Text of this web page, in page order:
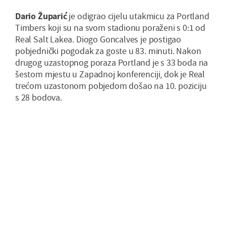
Dario Župarićje odigrao cijelu utakmicu za Portland
Timbers koji su na svom stadionu poraženi s 0:1 od
Real Salt Lakea. Diogo Goncalves je postigao
pobjednički pogodak za goste u 83. minuti. Nakon
drugog uzastopnog poraza Portland je s 33 boda na
šestom mjestu u Zapadnoj konferenciji, dok je Real
trećom uzastonom pobjedom došao na 10. poziciju
s 28 bodova.